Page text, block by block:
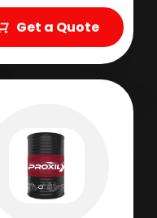
Get a Quote